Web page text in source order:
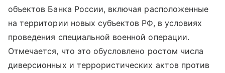
объектов Банка России, включая расположенные
на территории новых субъектов РФ, в условиях
проведения специальной военной операции.
Отмечается, что это обусловлено ростом числа
диверсионных и террористических актов против